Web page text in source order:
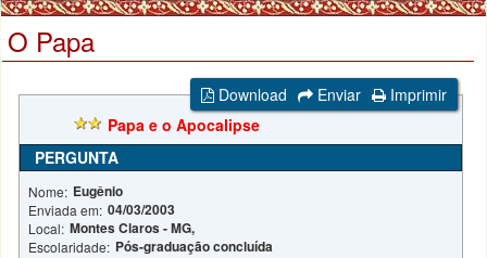
O Papa
Download Enviar
Imprimir
Papa e o Apocalipse
PERGUNTA
Nome: Eugênio
Enviada em: 04/03/2003
Local: Montes Claros - MG,
Escolaridade: Pós-graduação concluída